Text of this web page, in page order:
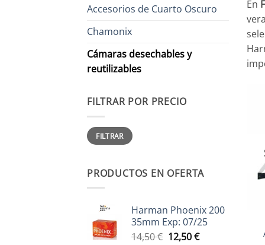
Accesorios de Cuarto Oscuro
Chamonix
Cámaras desechables y
reutilizables
FILTRAR POR PRECIO
Precio
mínimo
Precio
máximo
FILTRAR
PRODUCTOS EN OFERTA
Harman Phoenix 200
35mm Exp: 07/25
14,50€ El
12,50€El
En